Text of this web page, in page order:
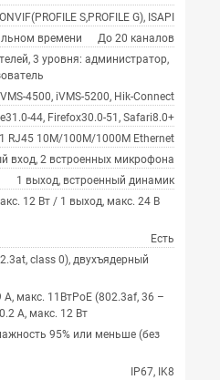
ONVIF(PROFILE S,PROFILE G), ISAPI
времени
До 20 каналов
3 уровня: администратор,
4500, iVMS-5200, Hik-Connect
44, Firefox30.0-51, Safari8.0+
1 RJ45 10M/100M/1000M Ethernet
вход, 2 встроенных микрофона
1 выход, встроенный динамик
12 Вт / 1 выход, макс. 24 В
Есть
class 0), двухъядерный
А, макс. 11ВтPoE (802.3af, 36 –
A, макс. 12 Вт
95% или меньше (без
IP67, IK8